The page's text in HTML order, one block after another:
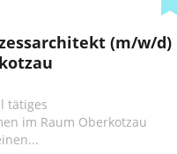
(m/w/d)
tätiges
im Raum Oberkotzau